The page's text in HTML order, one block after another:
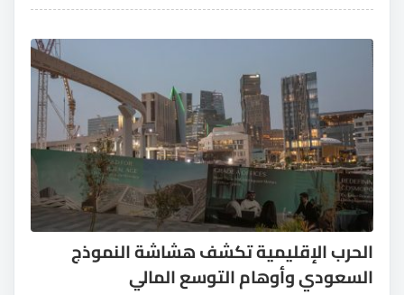
الحرب الإقليمية تكشف هشاشة النموذج
السعودي وأوهام التوسع المالي